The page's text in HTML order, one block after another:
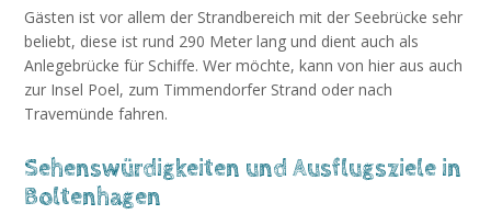
Gästen ist vor allem der Strandbereich mit der Seebrücke sehr
beliebt, diese ist rund 290 Meter lang und dient auch als
Anlegebrücke für Schiffe. Wer möchte, kann von hier aus auch
zur Insel Poel, zum Timmendorfer Strand oder nach
Travemünde fahren.
Sehenswürdigkeiten und Ausflugsziele in
Boltenhagen